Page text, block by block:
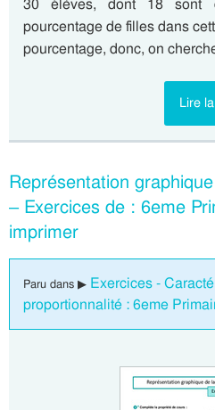
30 élèves, dont 18 sont
pourcentage de filles dans
pourcentage, donc, on
Lire
Représentation
– Exercices de : 6eme
imprimer
Paru dans ▶ Exercices -
proportionnalité : 6eme